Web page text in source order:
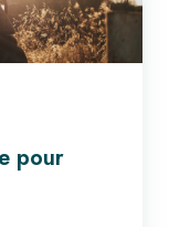
pour